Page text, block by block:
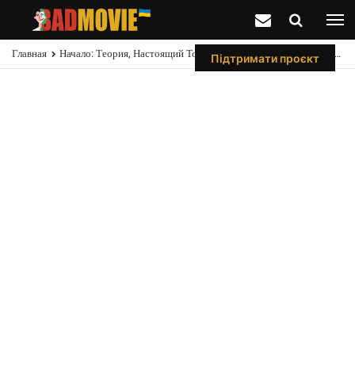
Підтримати проєкт
Главная Начало: Теория, Настоящий Тотем Кобба (это Не Крутящийся Волчек)